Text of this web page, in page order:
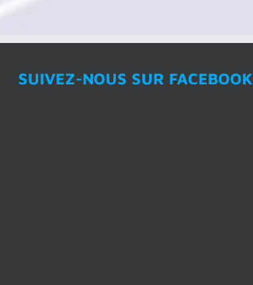
SUIVEZ-NOUS SUR FACEBOOK